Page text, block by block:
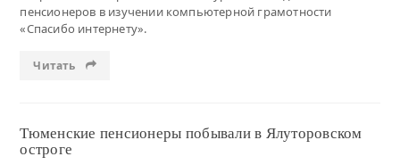
пенсионеров в изучении компьютерной грамотности
«Спасибо интернету».
Читать
Тюменские пенсионеры побывали в Ялуторовском
остроге